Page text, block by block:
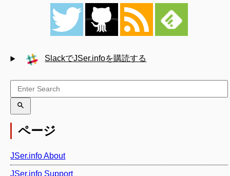
SlackでJSer.infoを購読する
ページ
JSer.info About
JSer.info Support